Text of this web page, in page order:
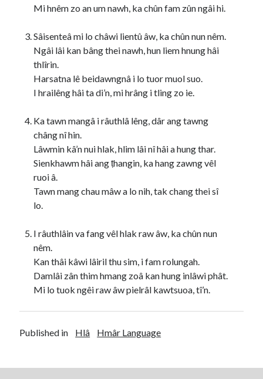
Mi hnêm zo an um nawh, ka chûn fam zûn ngâi hi.
Sâisenteâ mi lo châwi lientû âw, ka chûn nun nêm.
Ngâi lâi kan bâng thei nawh, hun liem hnung hâi
thlîrin.
Harsatna lê beidawngnâ i lo tuor muol suo.
I hrailêng hâi ta di’n, mi hrâng i tling zo ie.
Ka tawn mangâ i râuthlâ lêng, dâr ang tawng
châng nî hin.
Lâwmin kâ’n nui hlak, hlim lâi nî hâi a hung thar.
Sienkhawm hâi ang ṭhangin, ka hang zawng vêl
ruoi â.
Tawn mang chau mâw a lo nih, tak chang thei sî
lo.
I râuthlâin va fang vêl hlak raw âw, ka chûn nun
nêm.
Kan thâi kâwi lâiril thu sim, i fam rolungah.
Damlâi zân thim hmang zoâ kan hung inlâwi phât.
Mi lo tuok ngêi raw âw pielrâl kawtsuoa, tî’n.
Published in Hlâ Hmâr Language